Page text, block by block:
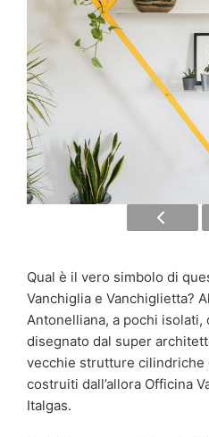
Qual è il vero simbolo di
Vanchiglia e Vanchiglietta?
Antonelliana, a pochi
disegnato dal super
vecchie strutture cilindriche
costruiti dall’allora Officina
Italgas.